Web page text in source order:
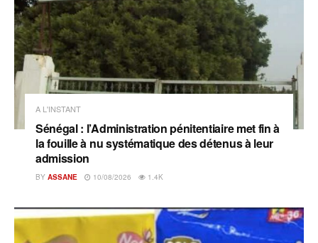
A L'INSTANT
Sénégal : l’Administration pénitentiaire met fin à
la fouille à nu systématique des détenus à leur
admission
BY ASSANE 10/08/2026 1.4K